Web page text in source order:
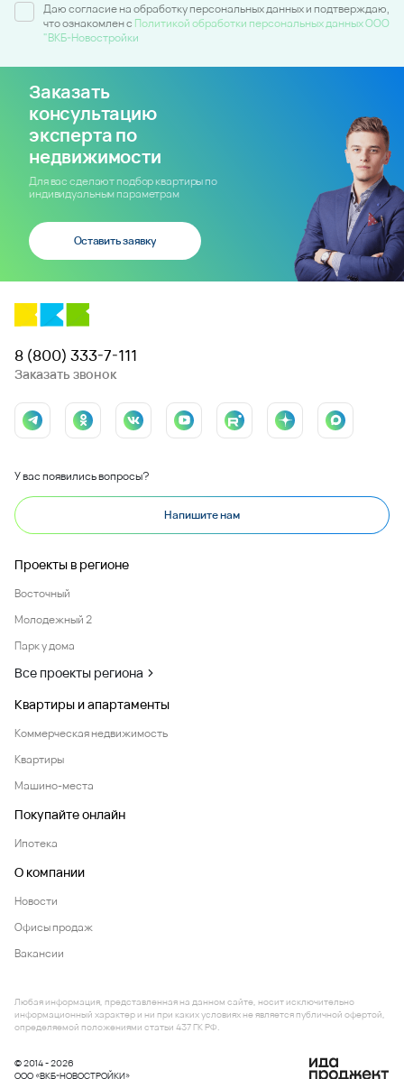
Даю согласие на обработку персональных данных и подтверждаю,
что ознакомлен c Политикой обработки персональных данных ООО
"ВКБ-Новостройки
Заказать
консультацию
эксперта по
недвижимости
Для вас сделают подбор квартиры по
индивидуальным параметрам
Оставить заявку
8 (800) 333-7-111
Заказать звонок
У вас появились вопросы?
Напишите нам
Проекты в регионе
Восточный
Молодежный 2
Парк у дома
Все проекты региона
Квартиры и апартаменты
Коммерческая недвижимость
Квартиры
Машино-места
Покупайте онлайн
Ипотека
О компании
Новости
Офисы продаж
Вакансии
© 2014 - 2026
ООО «ВКБ-НОВОСТРОЙКИ»
Любая информация, представленная на данном сайте, носит исключительно
информационный характер и ни при каких условиях не является публичной офертой,
определяемой положениями статьи 437 ГК РФ.